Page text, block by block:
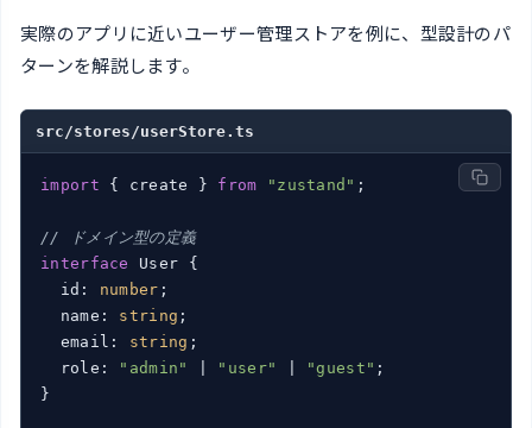
実際のアプリに近いユーザー管理ストアを例に、型設計のパ
ターンを解説します。
src/stores/userStore.ts
import { create } from "zustand" ;
// ドメイン型の定義
interface
User {
  id:
number ;
  name:
string ;
  email:
string ;
  role:
"admin" "user" "guest" ;
}